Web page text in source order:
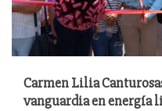
Carmen Lilia
vanguardia en energía